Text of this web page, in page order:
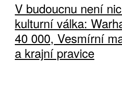
V budoucnu není
kulturní válka:
40 000, Vesmírní
a krajní pravice